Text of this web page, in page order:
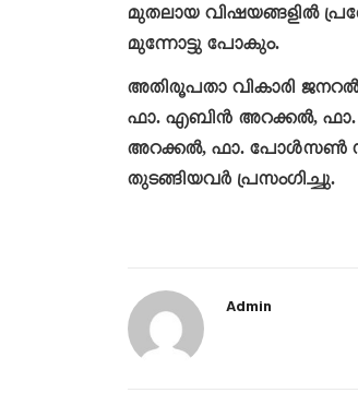
മുതലായ വിഷയങ്ങളിൽ
മുന്നോട്ടു പോകും.
അതിരൂപതാ വികാരി
ഫാ. എബിൻ അറക്കൽ, ഫാ.
അറക്കൽ, ഫാ. പോൾസൺ
തുടങ്ങിയവർ പ്രസംഗിച്ചു.
Admin